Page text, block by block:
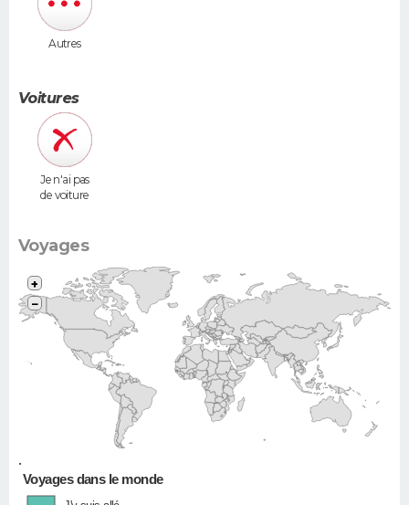
Autres
Voitures
Je n'ai pas
de voiture
Voyages
•
+
−
Voyages dans le monde